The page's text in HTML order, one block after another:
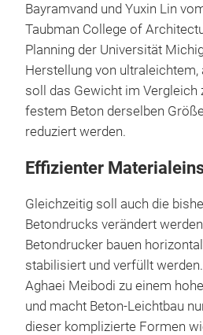
Bayramvand und Yuxin Lin
Taubman College of
Planning der Universität
Herstellung von
soll das Gewicht im Vergleich
festem Beton derselben
reduziert werden.
Effizienter
Gleichzeitig soll auch die
Betondrucks verändert
Betondrucker bauen
stabilisiert und verfüllt
Aghaei Meibodi zu einem
und macht Beton-Leichtbau
dieser komplizierte Formen